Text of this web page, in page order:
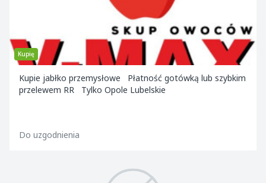
Kupię
Kupie jabłko przemysłowe Płatność gotówką lub szybkim
przelewem RR Tylko Opole Lubelskie
Do uzgodnienia